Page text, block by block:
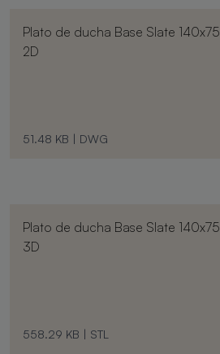
Plato de ducha Base Slate 140x75
2D
51.48 KB | DWG
Plato de ducha Base Slate 140x75
3D
558.29 KB | STL